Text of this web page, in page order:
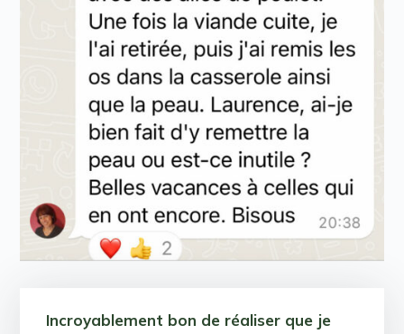
Incroyablement bon de réaliser que je